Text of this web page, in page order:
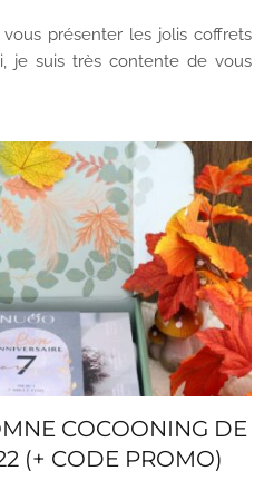
vous présenter les jolis coffrets
je suis très contente de vous
COCOONING DE
(+ CODE PROMO)